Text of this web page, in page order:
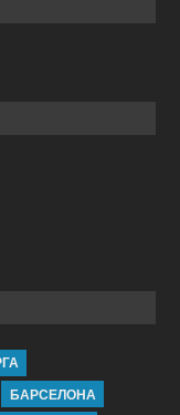
БАРСЕЛОНА